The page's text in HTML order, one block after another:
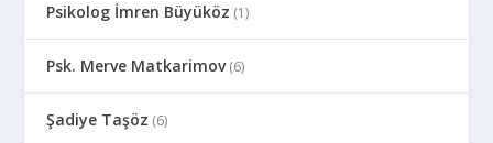
Psikolog İmren Büyüköz (1)
Psk. Merve Matkarimov(6)
Şadiye Taşöz (6)